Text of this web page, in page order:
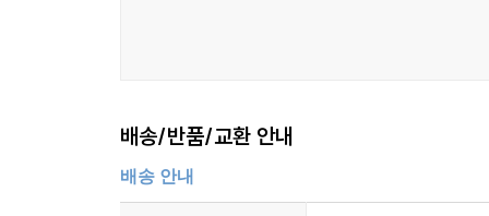
배송/반품/교환 안내
배송 안내